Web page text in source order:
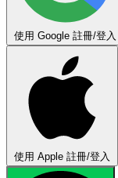
使用 Google 註冊/登入
使用 Apple 註冊/登入